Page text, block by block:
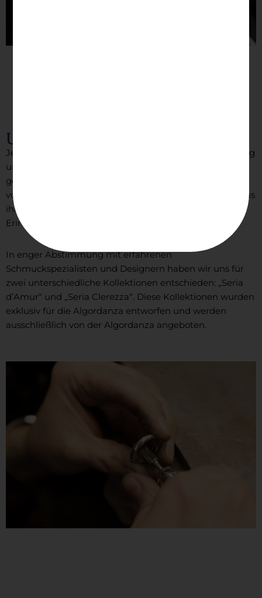
Unser Schmuck
Jeder Erinnerungsdiamant der Algordanza ist einzigartig
und verkörpert individuell die Erinnerung an einen
geliebten Menschen. Daher war es für die Algordanza
von Anfang an wichtig, dass auch das Schmuckstück, das
ihn umgibt, einmalig ist und mit dem
Erinnerungsdiamanten gut harmoniert.
In enger Abstimmung mit erfahrenen
Schmuckspezialisten und Designern haben wir uns für
zwei unterschiedliche Kollektionen entschieden: „Seria
d’Amur“ und „Seria Clerezza“. Diese Kollektionen wurden
exklusiv für die Algordanza entworfen und werden
ausschließlich von der Algordanza angeboten.